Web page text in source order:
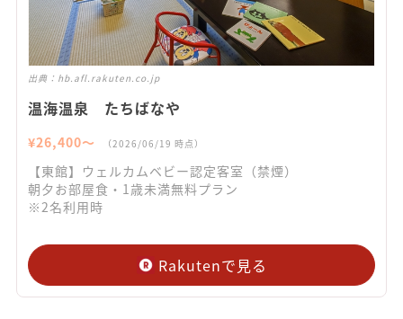
出典： hb.afl.rakuten.co.jp
温海温泉 たちばなや
¥26,400〜 （2026/06/19 時点）
【東館】ウェルカムベビー認定客室（禁煙）
朝夕お部屋食・1歳未満無料プラン
※2名利用時
Rakutenで見る